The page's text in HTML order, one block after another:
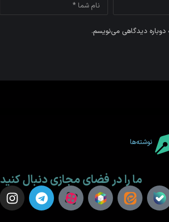
دوباره دیدگاهی می‌نویسم.
نوشته‌ها
ما را در فضای مجازی دنبال کنید